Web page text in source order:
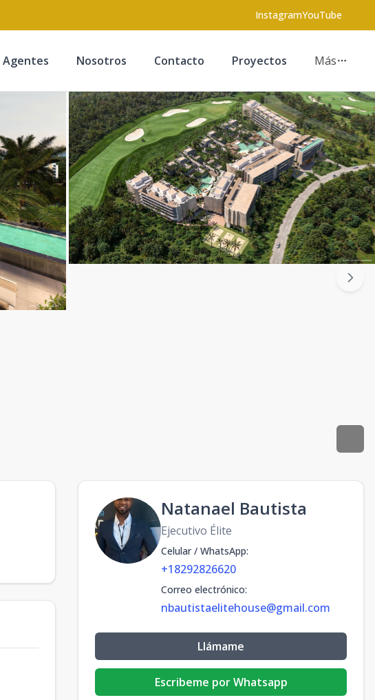
InstagramYouTube
Agentes Nosotros Contacto Proyectos Más
Natanael Bautista
Ejecutivo Élite
Celular / WhatsApp:
+18292826620
Correo electrónico:
nbautistaelitehouse@gmail.com
Llámame
Escribeme por Whatsapp